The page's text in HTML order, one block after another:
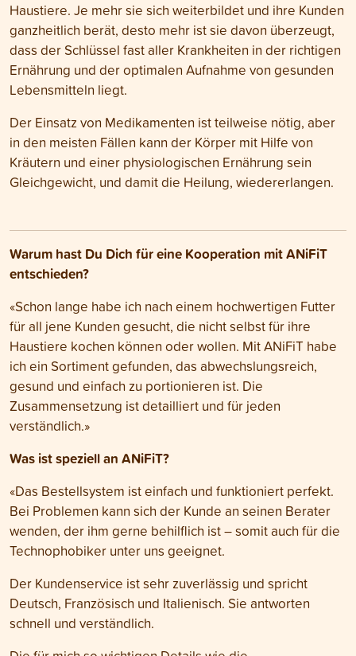
Haustiere. Je mehr sie sich weiterbildet und ihre Kunden
ganzheitlich berät, desto mehr ist sie davon überzeugt,
dass der Schlüssel fast aller Krankheiten in der richtigen
Ernährung und der optimalen Aufnahme von gesunden
Lebensmitteln liegt.
Der Einsatz von Medikamenten ist teilweise nötig, aber
in den meisten Fällen kann der Körper mit Hilfe von
Kräutern und einer physiologischen Ernährung sein
Gleichgewicht, und damit die Heilung, wiedererlangen.
Warum hast Du Dich für eine Kooperation mit ANiFiT
entschieden?
«Schon lange habe ich nach einem hochwertigen Futter
für all jene Kunden gesucht, die nicht selbst für ihre
Haustiere kochen können oder wollen. Mit ANiFiT habe
ich ein Sortiment gefunden, das abwechslungsreich,
gesund und einfach zu portionieren ist. Die
Zusammensetzung ist detailliert und für jeden
verständlich.»
Was ist speziell an ANiFiT?
«Das Bestellsystem ist einfach und funktioniert perfekt.
Bei Problemen kann sich der Kunde an seinen Berater
wenden, der ihm gerne behilflich ist – somit auch für die
Technophobiker unter uns geeignet.
Der Kundenservice ist sehr zuverlässig und spricht
Deutsch, Französisch und Italienisch. Sie antworten
schnell und verständlich.